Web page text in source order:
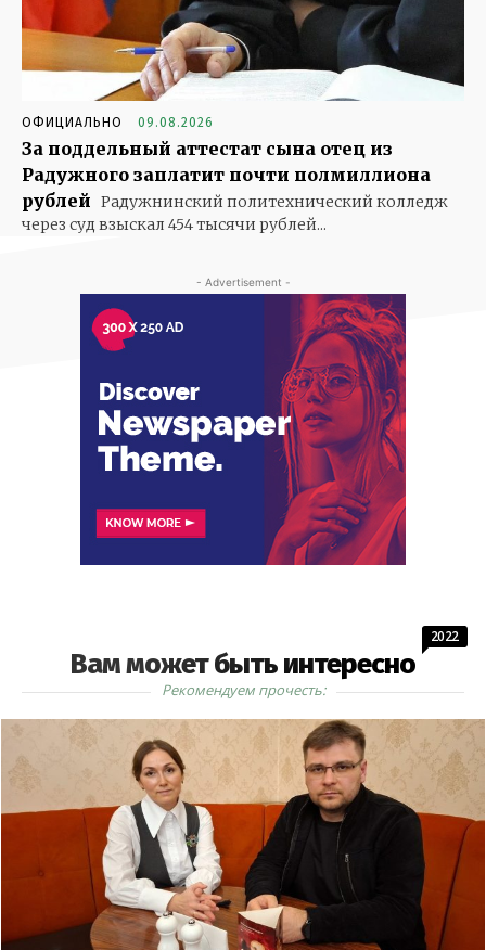
ОФИЦИАЛЬНО 09.08.2026
За поддельный аттестат сына отец из
Радужного заплатит почти полмиллиона
рублей Радужнинский политехнический колледж
через суд взыскал 454 тысячи рублей...
- Advertisement -
Вам может быть интересно
2022
Рекомендуем прочесть: